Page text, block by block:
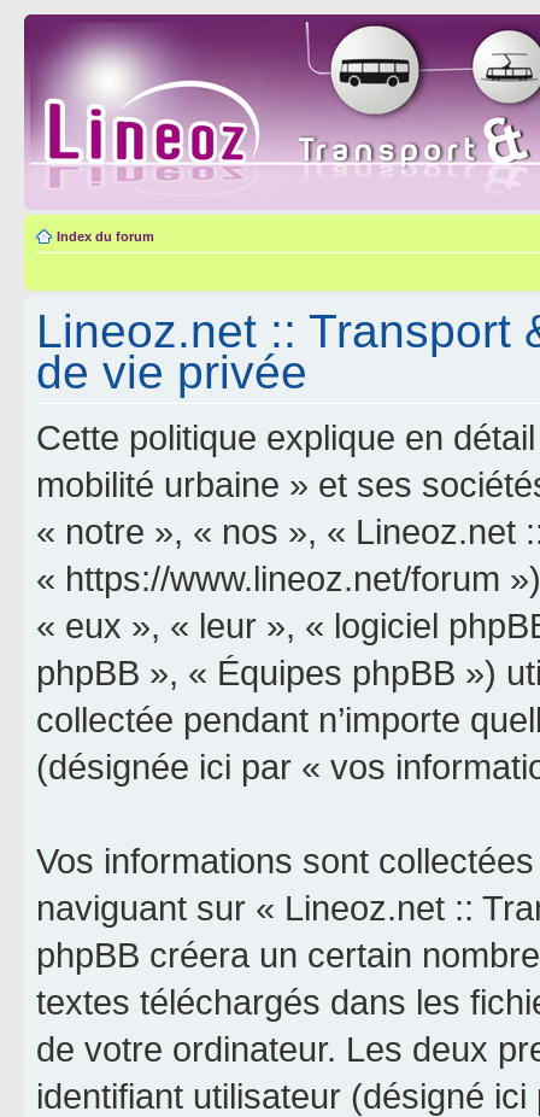
Index du forum
Lineoz.net :: Transport
de vie privée
Cette politique explique en
mobilité urbaine » et ses
« notre », « nos », « Lineoz.net
« https://www.lineoz.net/forum
« eux », « leur », « logiciel
phpBB », « Équipes phpBB »)
collectée pendant n’importe
(désignée ici par « vos
Vos informations sont
naviguant sur « Lineoz.net ::
phpBB créera un certain
textes téléchargés dans les
de votre ordinateur. Les deux
identifiant utilisateur (désigné